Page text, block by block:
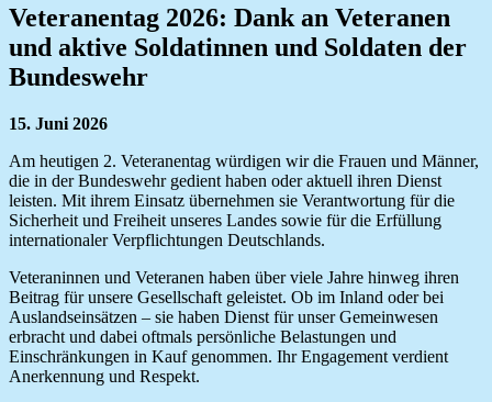
Veteranentag 2026: Dank an Veteranen
und aktive Soldatinnen und Soldaten der
Bundeswehr
15. Juni 2026
Am heutigen 2. Veteranentag würdigen wir die Frauen und Männer,
die in der Bundeswehr gedient haben oder aktuell ihren Dienst
leisten. Mit ihrem Einsatz übernehmen sie Verantwortung für die
Sicherheit und Freiheit unseres Landes sowie für die Erfüllung
internationaler Verpflichtungen Deutschlands.
Veteraninnen und Veteranen haben über viele Jahre hinweg ihren
Beitrag für unsere Gesellschaft geleistet. Ob im Inland oder bei
Auslandseinsätzen – sie haben Dienst für unser Gemeinwesen
erbracht und dabei oftmals persönliche Belastungen und
Einschränkungen in Kauf genommen. Ihr Engagement verdient
Anerkennung und Respekt.